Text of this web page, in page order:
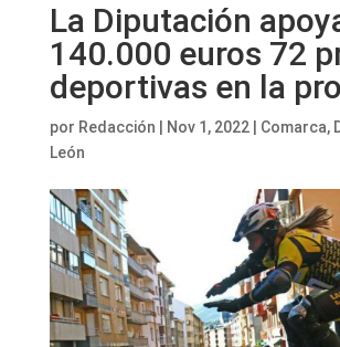
La Diputación
140.000 euros 72
deportivas en la
por Redacción Nov 1, 2022| Comarca,
León